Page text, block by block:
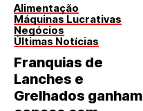
Alimentação
Máquinas Lucrativas
Negócios
Últimas Notícias
Franquias de
Lanches e
Grelhados ganham